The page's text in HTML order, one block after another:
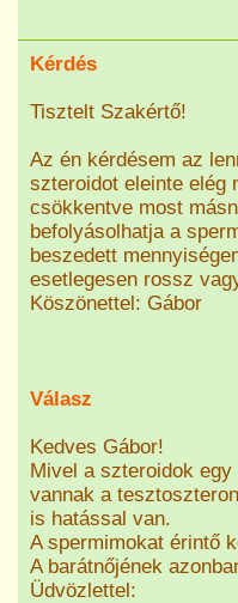
Kérdés
Tisztelt Szakértő!
Az én kérdésem az
szteroidot eleinte elég
csökkentve most
befolyásolhatja a
beszedett
esetlegesen rossz
Köszönettel: Gábor
Válasz
Kedves Gábor!
Mivel a szteroidok
vannak a
is hatással van.
A spermimokat érintő
A barátnőjének
Üdvözlettel: